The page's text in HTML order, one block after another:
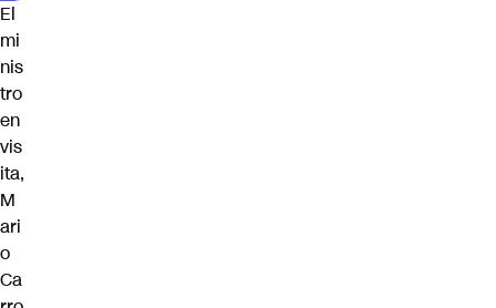
El
mi
nis
tro
en
vis
ita,
M
ari
o
Ca